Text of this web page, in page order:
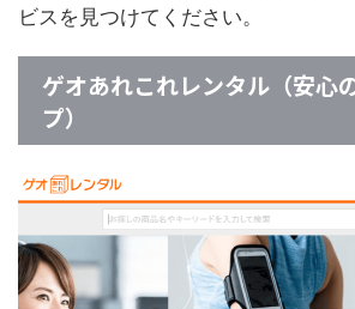
ビスを見つけてください。
ゲオあれこれレンタル（安心
プ）